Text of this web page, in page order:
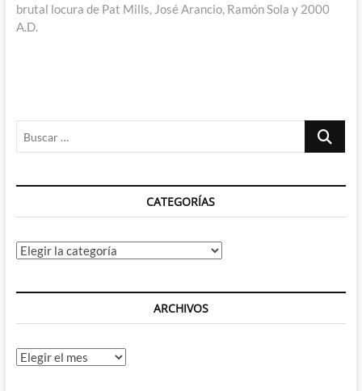
brutal locura de Pat Mills, José Arancio, Ramón Sola y 2000
A.D.
Buscar
CATEGORÍAS
Categorías
ARCHIVOS
Archivos